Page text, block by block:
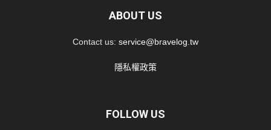
ABOUT US
Contact us: service@bravelog.tw
隱私權政策
FOLLOW US